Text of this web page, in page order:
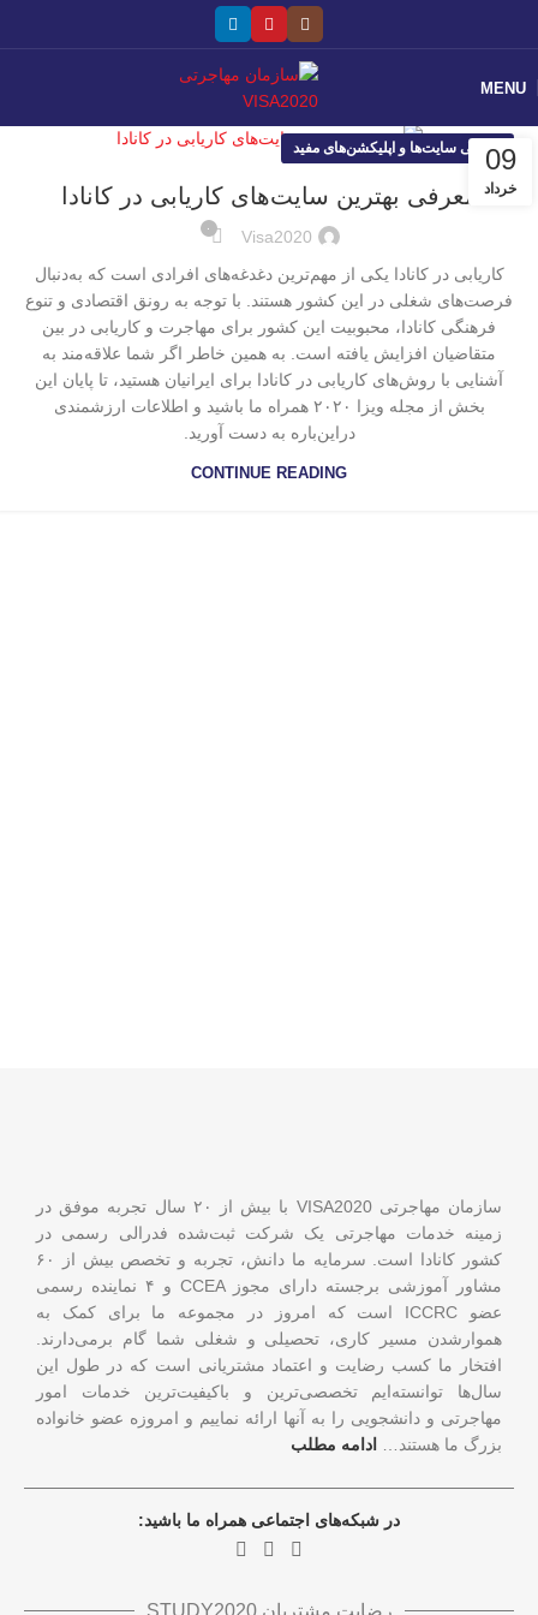
MENU
09
خرداد
معرفی سایت‌ها و اپلیکشن‌های مفید
معرفی بهترین سایت‌های کاریابی در کانادا
Visa2020 ۰
کاریابی در کانادا یکی از مهم‌ترین دغدغه‌های افرادی است که به‌دنبال
فرصت‌های شغلی در این کشور هستند. با توجه به رونق اقتصادی و تنوع
فرهنگی کانادا، محبوبیت این کشور برای مهاجرت و کاریابی در بین
متقاضیان افزایش یافته است. به همین خاطر اگر شما علاقه‌مند به
آشنایی با روش‌های کاریابی در کانادا برای ایرانیان هستید، تا پایان این
بخش از مجله ویزا ۲۰۲۰ همراه ما باشید و اطلاعات ارزشمندی
دراین‌باره به دست آورید.
CONTINUE READING
سازمان مهاجرتی VISA2020 با بیش از ۲۰ سال تجربه موفق در
زمینه خدمات مهاجرتی یک شرکت ثبت‌شده فدرالی رسمی در
کشور کانادا است. سرمایه ما دانش، تجربه و تخصص بیش از ۶۰
مشاور آموزشی برجسته دارای مجوز CCEA و ۴ نماینده رسمی
عضو ICCRC است که امروز در مجموعه ما برای کمک به
هموارشدن مسیر کاری، تحصیلی و شغلی شما گام برمی‌دارند.
افتخار ما کسب رضایت و اعتماد مشتریانی است که در طول این
سال‌ها توانسته‌ایم تخصصی‌ترین و باکیفیت‌ترین خدمات امور
مهاجرتی و دانشجویی را به آنها ارائه نماییم و امروزه عضو خانواده
بزرگ ما هستند… ادامه مطلب
در شبکه‌های اجتماعی همراه ما باشید:
رضایت مشتریان STUDY2020